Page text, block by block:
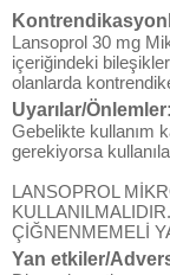
Lansoprol 30 mg
içeriğindeki
olanlarda
Uyarılar/Önlemler:
Gebelikte kullanım
gerekiyorsa
LANSOPROL
ÇİĞNENMEMELİ
Yan etkiler/